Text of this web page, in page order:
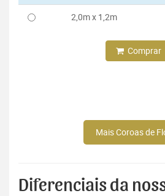
2,0m x 1,2m
Comprar
Mais Coroas de
Diferenciais da